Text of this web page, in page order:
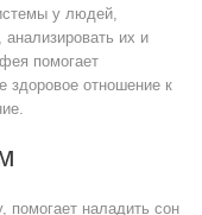
у людей,
их и
помогает
здоровое отношение к
помогает наладить сон